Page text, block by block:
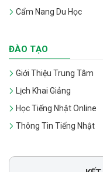
Cẩm Nang Du Học
ĐÀO TẠO
Giới Thiệu Trung Tâm
Lịch Khai Giảng
Học Tiếng Nhật Online
Thông Tin Tiếng Nhật